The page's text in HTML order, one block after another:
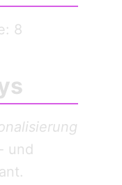
8
und